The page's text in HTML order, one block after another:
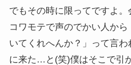
でもその時に限ってですよ。
コワモテで声のでかい人から
いてくれへんか？」って言
に来た…と(笑)僕はそこで引